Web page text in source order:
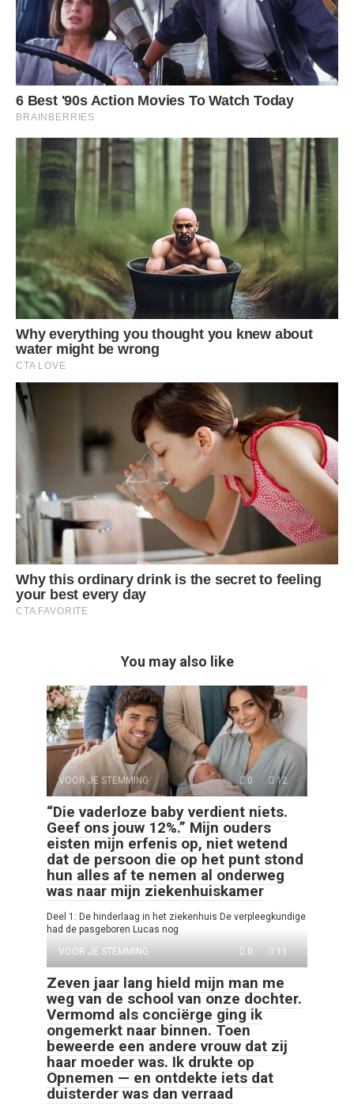
You may also like
VOOR JE STEMMING 0 12
“Die vaderloze baby verdient niets.
Geef ons jouw 12%.” Mijn ouders
eisten mijn erfenis op, niet wetend
dat de persoon die op het punt stond
hun alles af te nemen al onderweg
was naar mijn ziekenhuiskamer
Deel 1: De hinderlaag in het ziekenhuis De verpleegkundige
had de pasgeboren Lucas nog
VOOR JE STEMMING
0 11
Zeven jaar lang hield mijn man me
weg van de school van onze dochter.
Vermomd als conciërge ging ik
ongemerkt naar binnen. Toen
beweerde een andere vrouw dat zij
haar moeder was. Ik drukte op
Opnemen — en ontdekte iets dat
duisterder was dan verraad